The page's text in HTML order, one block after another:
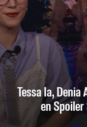
Tessa Ia,
en